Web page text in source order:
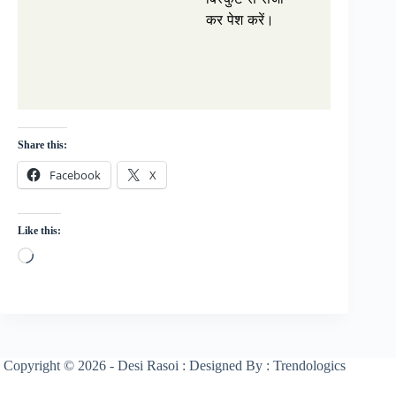
कर पेश करें।
Share this:
Facebook X
Like this:
Loading…
Copyright © 2026 - Desi Rasoi : Designed By : Trendologics